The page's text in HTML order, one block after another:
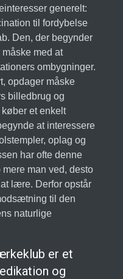
generelt:
til fordybelse
Den, der begynder
med at
ombygninger.
opdager måske
billedbrug og
et enkelt
at interessere
oplag og
har ofte denne
man ved, desto
lære. Derfor opstår
til den
naturlige
er et
og